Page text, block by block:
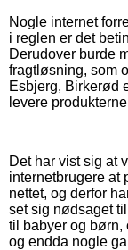
Nogle internet
i reglen er det
Derudover burde
fragtløsning, som
Esbjerg, Birkerød
levere
Det har vist sig at
internetbrugere at
nettet, og derfor
set sig nødsaget
til babyer og børn,
og endda nogle